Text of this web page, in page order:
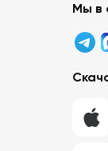
Мы в